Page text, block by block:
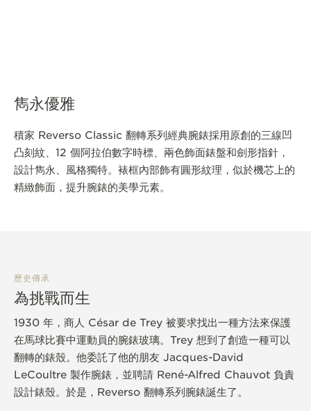
雋永優雅
積家 Reverso Classic 翻轉系列經典腕錶採用原創的三線凹
凸刻紋、12 個阿拉伯數字時標、兩色飾面錶盤和劍形指針，
設計雋永、風格獨特。裱框內部飾有圓形紋理，似於機芯上的
精緻飾面，提升腕錶的美學元素。
歷史傳承
為挑戰而生
1930 年，商人 César de Trey 被要求找出一種方法來保護
在馬球比賽中運動員的腕錶玻璃。Trey 想到了創造一種可以
翻轉的錶殼。他委託了他的朋友 Jacques-David
LeCoultre 製作腕錶，並聘請 René-Alfred Chauvot 負責
設計錶殼。於是，Reverso 翻轉系列腕錶誕生了。